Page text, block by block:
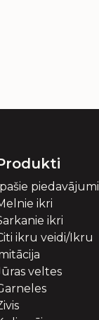
piedavājumi
ikri
ikri
ikru veidi/Ikru
veltes